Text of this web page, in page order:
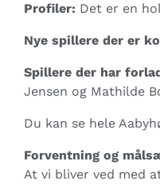
Profiler: Det er en
Nye spillere der er
Spillere der har
Jensen og Mathilde
Du kan se hele
Forventning og
At vi bliver ved med